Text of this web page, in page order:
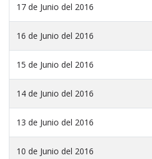
17 de Junio del 2016
16 de Junio del 2016
15 de Junio del 2016
14 de Junio del 2016
13 de Junio del 2016
10 de Junio del 2016